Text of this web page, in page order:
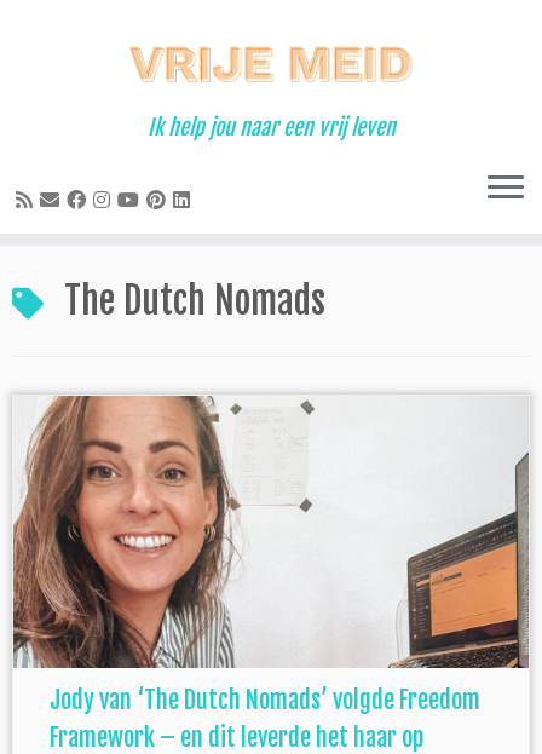
Ik help jou naar een vrij leven
The Dutch Nomads
Jody van ‘The Dutch Nomads’ volgde Freedom
Framework – en dit leverde het haar op